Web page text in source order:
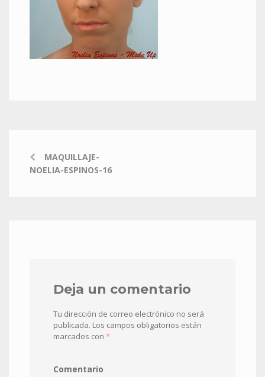
MAQUILLAJE-
NOELIA-ESPINOS-16
Deja un comentario
Tu dirección de correo electrónico no será
publicada. Los campos obligatorios están
marcados con *
Comentario